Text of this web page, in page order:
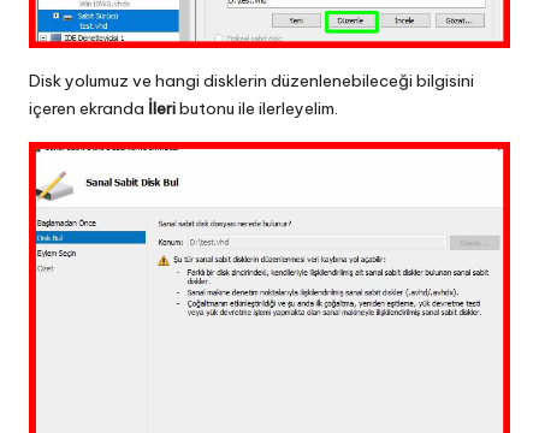
Disk yolumuz ve hangi disklerin düzenlenebileceği bilgisini
içeren ekranda İleributonu ile ilerleyelim.